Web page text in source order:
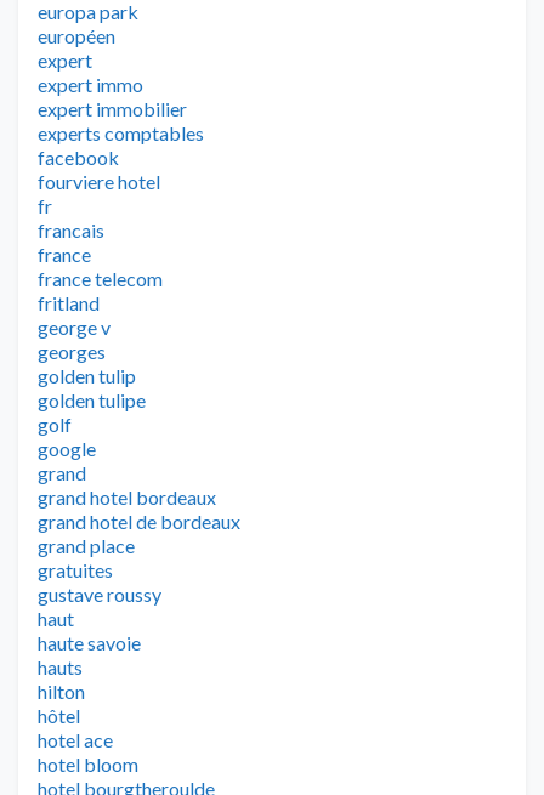
europa park
européen
expert
expert immo
expert immobilier
experts comptables
facebook
fourviere hotel
fr
francais
france
france telecom
fritland
george v
georges
golden tulip
golden tulipe
golf
google
grand
grand hotel bordeaux
grand hotel de bordeaux
grand place
gratuites
gustave roussy
haut
haute savoie
hauts
hilton
hôtel
hotel ace
hotel bloom
hotel bourgtheroulde